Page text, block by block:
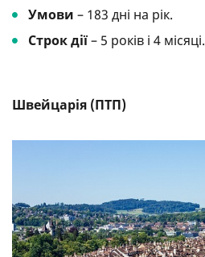
Умови – 183 дні на рік.
Строк дії– 5 років і 4 місяці.
Швейцарія (ПТП)